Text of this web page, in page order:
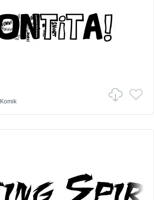
Komik